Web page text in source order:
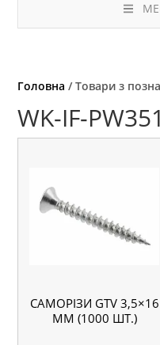
Головна / Товари з
WK-IF-
САМОРІЗИ GTV 3,5×16
ММ (1000 ШТ.)